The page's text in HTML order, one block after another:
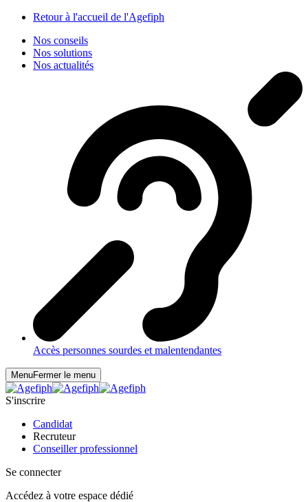
Retour à l'accueil de l'Agefiph
Nos conseils
Nos solutions
Nos actualités
Accès personnes sourdes et malentendantes
MenuFermer le menu
S'inscrire
Candidat
Recruteur
Conseiller professionnel
Se connecter
Accédez à votre espace dédié